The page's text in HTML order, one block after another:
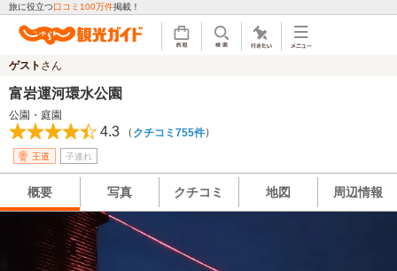
旅に役立つ口コミ100万件掲載！
ゲスト さん
富岩運河環水公園
公園・庭園
4.3 （ クチコミ755件）
王道 子連れ
概要 写真 クチコミ 地図 周辺情報